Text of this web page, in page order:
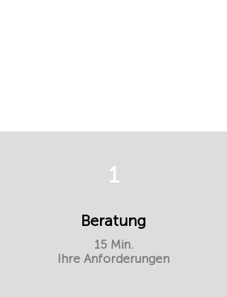
1
Beratung
15 Min.
Ihre Anforderungen